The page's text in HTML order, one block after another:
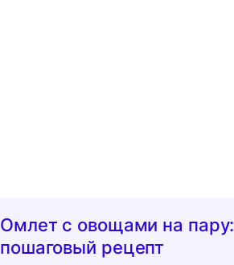
Омлет с овощами на пару:
пошаговый рецепт